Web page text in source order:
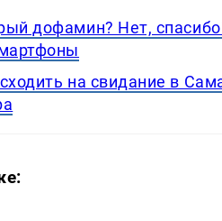
дофамин? Нет,
на свидание в